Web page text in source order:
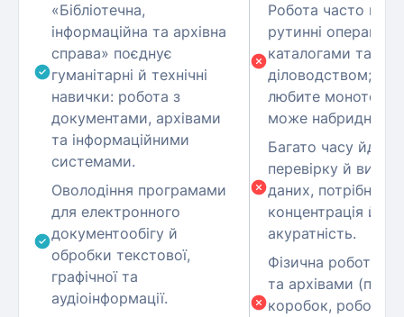
«Бібліотечна,
інформаційна та архівна
справа» поєднує
гуманітарні й технічні
навички: робота з
документами, архівами
та інформаційними
системами.
Оволодіння програмами
для електронного
документообігу й
обробки текстової,
графічної та
аудіоінформації.
Робота часто
рутинні операції з
каталогами та
діловодством;
любите
може набриднути.
Багато часу йде
перевірку й
даних, потрібна
концентрація й
акуратність.
Фізична робота з
та архівами
коробок, робота з